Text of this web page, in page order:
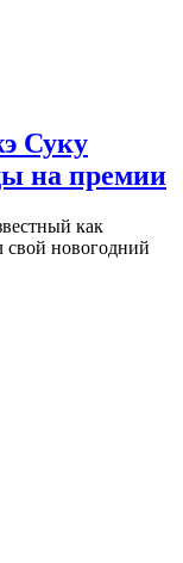
Суку
на премии
как
свой новогодний